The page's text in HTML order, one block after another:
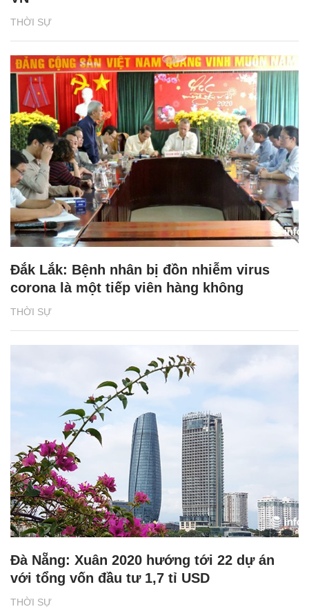
THỜI SỰ
THỜI SỰ
Đắk Lắk: Bệnh nhân bị đồn nhiễm virus
corona là một tiếp viên hàng không
THỜI SỰ
Đà Nẵng: Xuân 2020 hướng tới 22 dự án
với tổng vốn đầu tư 1,7 tỉ USD